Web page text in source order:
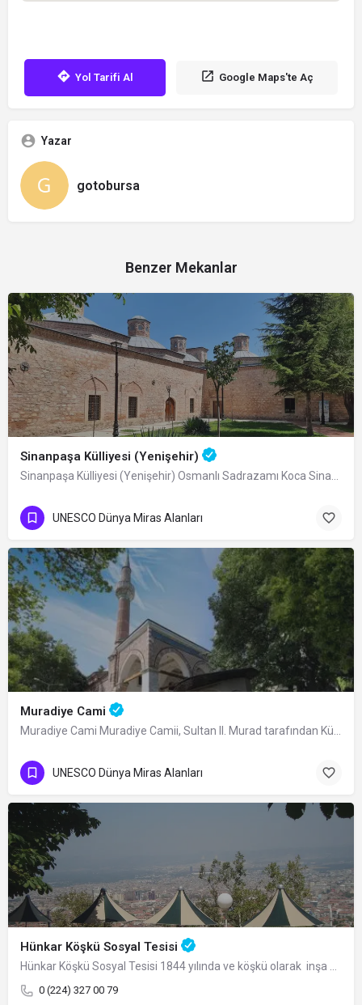
Yol Tarifi Al Google Maps'te Aç
Yazar
gotobursa
Benzer Mekanlar
Sinanpaşa Külliyesi (Yenişehir)
Sinanpaşa Külliyesi (Yenişehir) Osmanlı Sadrazamı Koca Sinan Paşa tarafından…
UNESCO Dünya Miras Alanları
Muradiye Cami
Muradiye Cami Muradiye Camii, Sultan II. Murad tarafından Külliyesi’nin merkez…
UNESCO Dünya Miras Alanları
Hünkar Köşkü Sosyal Tesisi
Hünkar Köşkü Sosyal Tesisi 1844 yılında ve köşkü olarak inşa edilen Hünkar Köşkü…
0 (224) 327 00 79